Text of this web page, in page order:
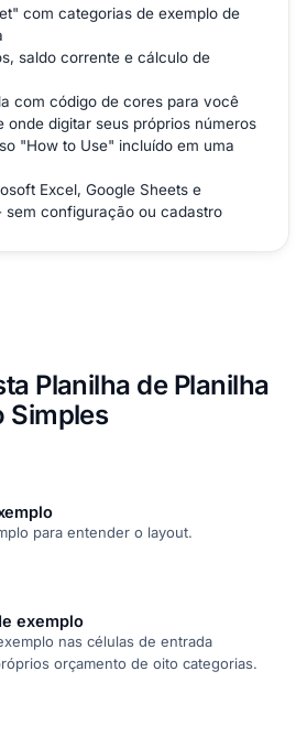
com categorias de exemplo de
saldo corrente e cálculo de
com código de cores para você
onde digitar seus próprios números
"How to Use" incluído em uma
Excel, Google Sheets e
sem configuração ou cadastro
Planilha de Planilha
Simples
para entender o layout.
exemplo
nas células de entrada
orçamento de oito categorias.